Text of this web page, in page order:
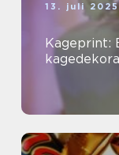
13. juli 2025
Kageprint: